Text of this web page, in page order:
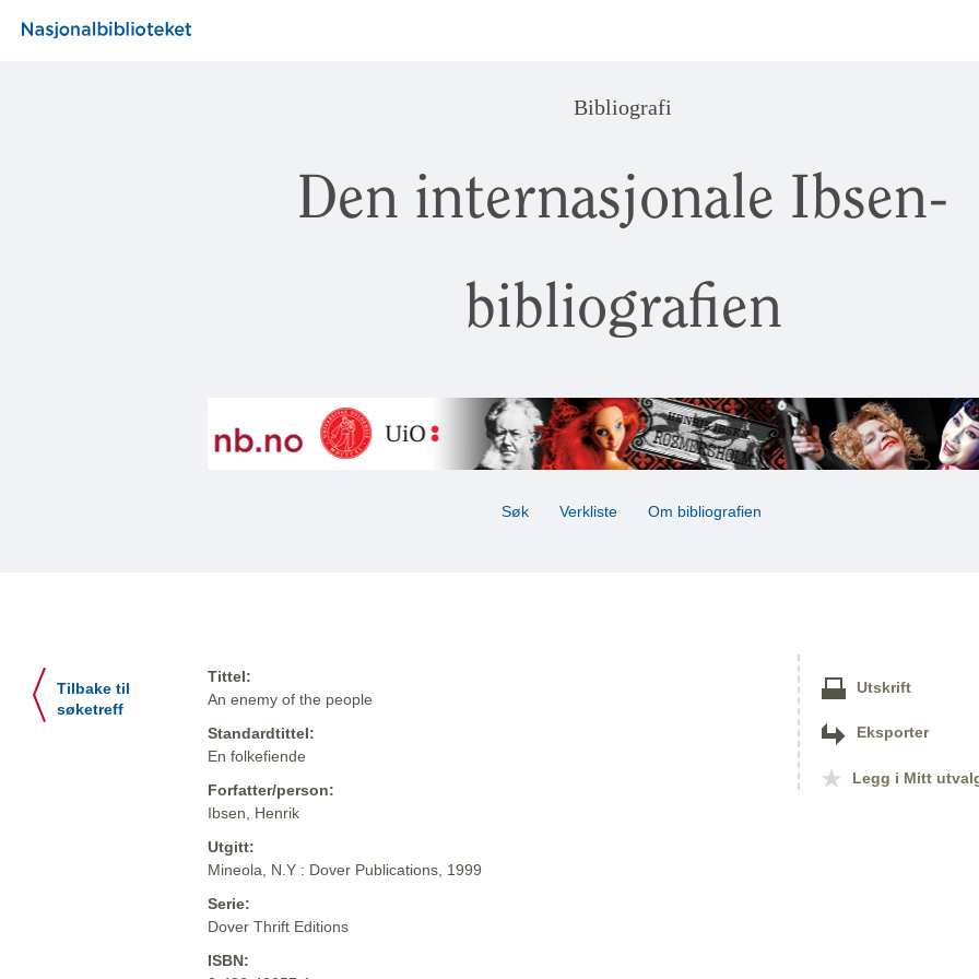
Bibliografi
Den internasjonale Ibsen-
bibliografien
Søk Verkliste Om bibliografien
Tilbake til
søketreff
Tittel:
An enemy of the people
Standardtittel:
En folkefiende
Forfatter/person:
Ibsen, Henrik
Utgitt:
Mineola, N.Y : Dover Publications, 1999
Serie:
Dover Thrift Editions
ISBN:
Utskrift
Eksporter
Legg i Mitt